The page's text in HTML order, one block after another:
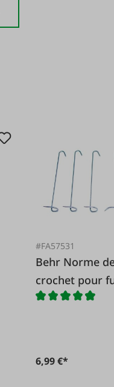
#FA57531
Behr Norme de
crochet pour
6,99 €*